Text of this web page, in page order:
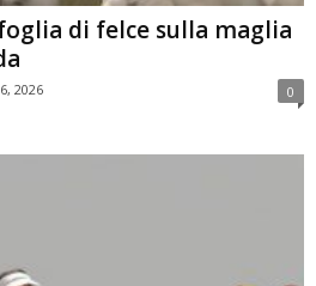
di felce sulla maglia
2026 0